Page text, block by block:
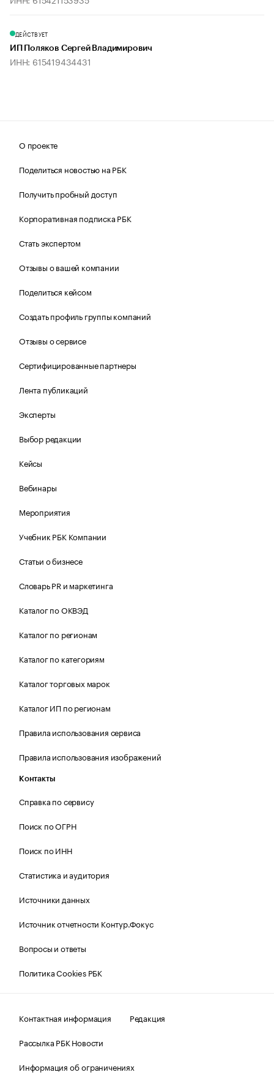
ДЕЙСТВУЕТ
ИП Поляков Сергей Владимирович
ИНН: 615419434431
О проекте
Поделиться новостью на РБК
Получить пробный доступ
Корпоративная подписка РБК
Стать экспертом
Отзывы о вашей компании
Поделиться кейсом
Создать профиль группы компаний
Отзывы о сервисе
Сертифицированные партнеры
Лента публикаций
Эксперты
Выбор редакции
Кейсы
Вебинары
Мероприятия
Учебник РБК Компании
Статьи о бизнесе
Словарь PR и маркетинга
Каталог по ОКВЭД
Каталог по регионам
Каталог по категориям
Каталог торговых марок
Каталог ИП по регионам
Правила использования сервиса
Правила использования изображений
Контакты
Справка по сервису
Поиск по ОГРН
Поиск по ИНН
Статистика и аудитория
Источники данных
Источник отчетности Контур.Фокус
Вопросы и ответы
Политика Cookies РБК
Контактная информация
Редакция
Рассылка РБК Новости
Информация об ограничениях